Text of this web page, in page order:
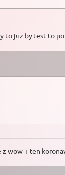
to juz by test to
z wow + ten